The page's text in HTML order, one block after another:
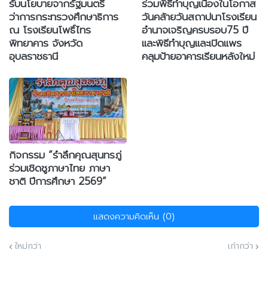
รับนโยบายจากรัฐมนตรี
ว่าการกระทรวงศึกษาธิการ
ณ โรงเรียนโพธิ์ไทร
พิทยาคาร จังหวัด
อุบลราชธานี
ร่วมพิธีทำบุญเนื่องในโอกาส
วันคล้ายวันสถาปนาโรงเรียน
อำนาจเจริญครบรอบ75 ปี
และพิธีทำบุญและเปิดแพร
คลุมป้ายอาคารเรียนหลังใหม่
กิจกรรม “รำลึกคุณสุนทรภู่
ร่วมเชิดชูภาษาไทย ภาษา
ชาติ ปีการศึกษา 2569”
แสดงความคิดเห็น (0)
ใหม่กว่า เก่ากว่า